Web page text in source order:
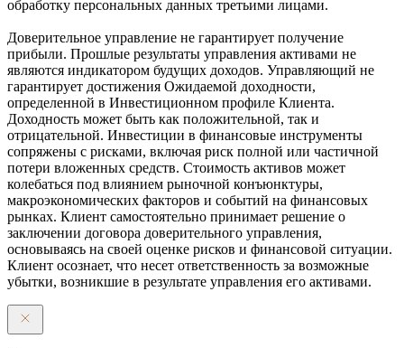
обработку персональных данных третьими лицами.
Доверительное управление не гарантирует получение
прибыли. Прошлые результаты управления активами не
являются индикатором будущих доходов. Управляющий не
гарантирует достижения Ожидаемой доходности,
определенной в Инвестиционном профиле Клиента.
Доходность может быть как положительной, так и
отрицательной. Инвестиции в финансовые инструменты
сопряжены с рисками, включая риск полной или частичной
потери вложенных средств. Стоимость активов может
колебаться под влиянием рыночной конъюнктуры,
макроэкономических факторов и событий на финансовых
рынках. Клиент самостоятельно принимает решение о
заключении договора доверительного управления,
основываясь на своей оценке рисков и финансовой ситуации.
Клиент осознает, что несет ответственность за возможные
убытки, возникшие в результате управления его активами.